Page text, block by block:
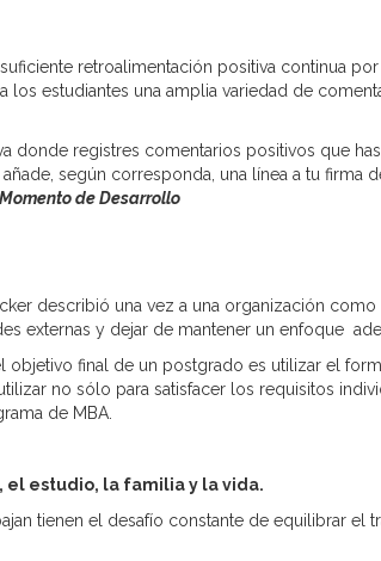
retroalimentación positiva continua
estudiantes una amplia variedad de
donde registres comentarios positivos que
según corresponda, una línea a tu firma
de Desarrollo
describió una vez a una organización
externas y dejar de mantener un enfoque
final de un postgrado es utilizar el
no sólo para satisfacer los requisitos
de MBA.
estudio, la familia y la vida.
tienen el desafío constante de equilibrar el